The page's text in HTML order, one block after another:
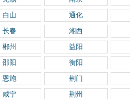
白山 通化
长春 湘西
郴州 益阳
邵阳 衡阳
恩施 荆门
咸宁 荆州